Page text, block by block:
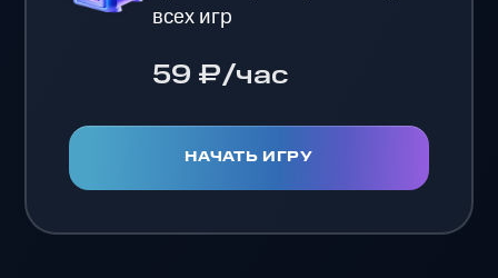
всех игр
59 ₽/час
НАЧАТЬ ИГРУ